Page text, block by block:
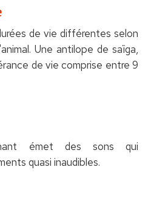
de vie différentes selon
Une antilope de saïga,
de vie comprise entre 9
émet des sons qui
quasi inaudibles.